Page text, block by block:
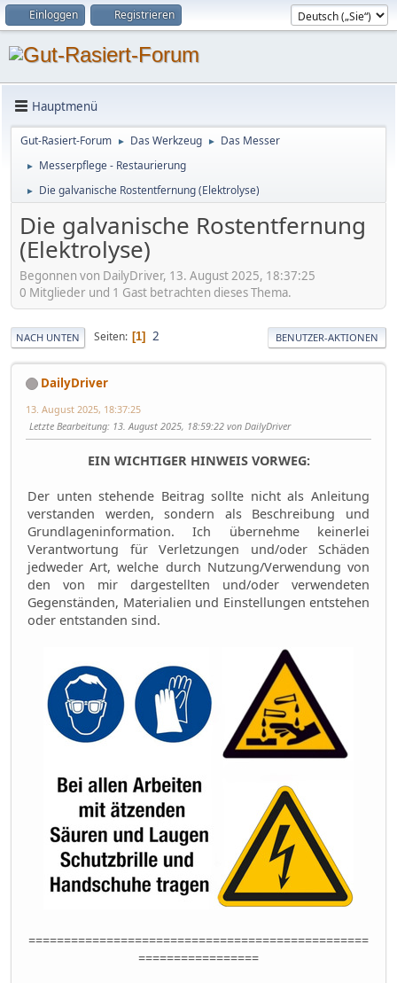
Einloggen Registrieren
Hauptmenü
Gut-Rasiert-Forum ► Das Werkzeug ► Das Messer
► Messerpflege - Restaurierung
► Die galvanische Rostentfernung (Elektrolyse)
Die galvanische Rostentfernung
(Elektrolyse)
Begonnen von DailyDriver, 13. August 2025, 18:37:25
0 Mitglieder und 1 Gast betrachten dieses Thema.
NACH UNTEN Seiten 1 2 BENUTZER-AKTIONEN
DailyDriver
13. August 2025, 18:37:25
Letzte Bearbeitung: 13. August 2025, 18:59:22 von DailyDriver
EIN WICHTIGER HINWEIS VORWEG:
Der unten stehende Beitrag sollte nicht als Anleitung
verstanden werden, sondern als Beschreibung und
Grundlageninformation. Ich übernehme keinerlei
Verantwortung für Verletzungen und/oder Schäden
jedweder Art, welche durch Nutzung/Verwendung von
den von mir dargestellten und/oder verwendeten
Gegenständen, Materialien und Einstellungen entstehen
oder entstanden sind.
================================================
=================